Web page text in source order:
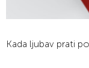
Kada ljubav prati